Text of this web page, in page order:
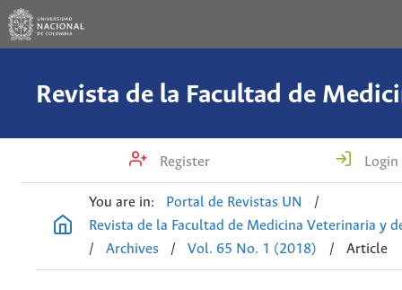
Register Login
You are in: Portal de Revistas UN
/
Revista de la Facultad de Medicina Veterinaria y
/
Archives / Vol. 65 No. 1 (2018) / Article